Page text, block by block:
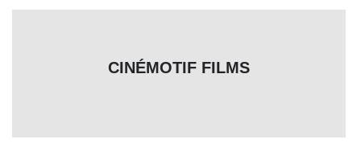
CINÉMOTIF FILMS